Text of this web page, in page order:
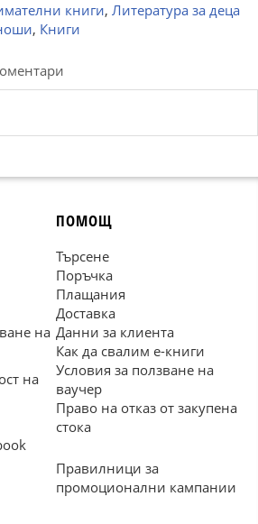
книги, Литература за деца
, Книги
на
на
ПОМОЩ
Търсене
Поръчка
Плащания
Доставка
Данни за клиента
Как да свалим е-книги
Условия за ползване на
ваучер
Право на отказ от закупена
стока
Правилници за
промоционални кампании